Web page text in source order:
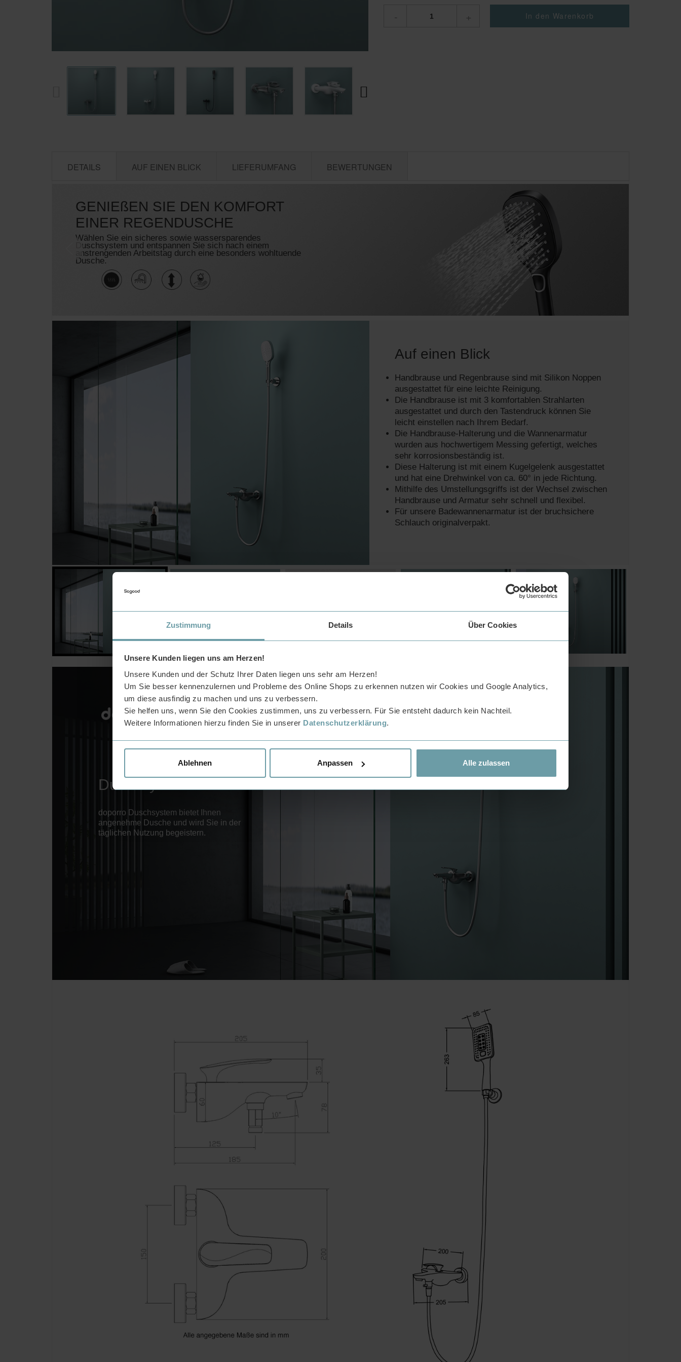
Zustimmung Details Über Cookies
Unsere Kunden liegen uns am Herzen!
Unsere Kunden und der Schutz Ihrer Daten liegen uns sehr am Herzen!
Um Sie besser kennenzulernen und Probleme des Online Shops zu erkennen nutzen wir Cookies und Google Analytics,
um diese ausfindig zu machen und uns zu verbessern.
Sie helfen uns, wenn Sie den Cookies zustimmen, uns zu verbessern. Für Sie entsteht dadurch kein Nachteil.
Weitere Informationen hierzu finden Sie in unserer Datenschutzerklärung.
Ablehnen Anpassen Alle zulassen
- + In den Warenkorb
DETAILS AUF EINEN BLICK LIEFERUMFANG BEWERTUNGEN
GENIEßEN SIE DEN KOMFORT
EINER REGENDUSCHE
Wählen Sie ein sicheres sowie wassersparendes
Duschsystem und entspannen Sie sich nach einem
anstrengenden Arbeitstag durch eine besonders wohltuende
Dusche.
Auf einen Blick
Handbrause und Regenbrause sind mit Silikon Noppen
ausgestattet für eine leichte Reinigung.
Die Handbrause ist mit 3 komfortablen Strahlarten
ausgestattet und durch den Tastendruck können Sie
leicht einstellen nach Ihrem Bedarf.
Die Handbrause-Halterung und die Wannenarmatur
wurden aus hochwertigem Messing gefertigt, welches
sehr korrosionsbeständig ist.
Diese Halterung ist mit einem Kugelgelenk ausgestattet
und hat eine Drehwinkel von ca. 60° in jede Richtung.
Mithilfe des Umstellungsgriffs ist der Wechsel zwischen
Handbrause und Armatur sehr schnell und flexibel.
Für unsere Badewannenarmatur ist der bruchsichere
Schlauch originalverpakt.
Duschsystem
doporro Duschsystem bietet Ihnen
angenehme Dusche und wird Sie in der
täglichen Nutzung begeistern.